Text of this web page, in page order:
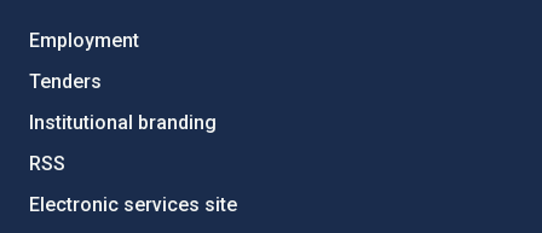
Employment
Tenders
Institutional branding
RSS
Electronic services site